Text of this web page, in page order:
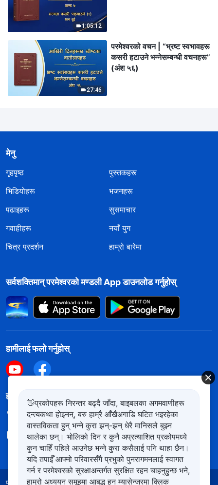
1:05:12
27:46
परमेश्‍वरको वचन | “भ्रष्ट स्वभावहरू
कसरी हटाउने भन्‍नेसम्बन्धी वचनहरू”
(अंश ५६)
मेनु
गृहपृष्ठ
पुस्तकहरू
भिडियोहरू
भजनहरू
पढाइहरू
सुसमाचार
गवाहीहरू
नयाँ युग
चित्र प्रदर्शन
हाम्रो बारेमा
सर्वशक्तिमान्‌ परमेश्‍वरको मण्डली App डाउनलोड गर्नुहोस्
हामीलाई फलो गर्नुहोस्
हामीलाई सम्पर्क गर्नुहोस
+977-981-140-9021
contact.ne@kingdomsalvation.org
प्रयोगका शर्तहरू गोपनीयता नीति आभार कुकिज नीति
👋प्रकोपहरू निरन्तर बढ्दै जाँदा, बाइबलका अगमवाणीहरू
दन्त्यकथा होइनन्, बरु हाम्रै आँखैअगाडि घटित भइरहेका
वास्तविकता हुन् भन्ने कुरा झन्-झन् धेरै मानिसले बुझ्न
थालेका छन्। भोलिको दिन र कुनै अप्रत्याशित प्रकोपमध्ये
कुन चाहिँ पहिले आउनेछ भन्ने कुरा कसैलाई पनि थाहा छैन।
यदि तपाईँ आफ्नो परिवारसँगै प्रभुको पुनरागमनलाई स्वागत
गर्न र परमेश्‍वरको सुरक्षाअन्तर्गत सुरक्षित रहन चाहनुहुन्छ भने,
हाम्रो अध्ययन समूहमा आबद्ध हुन म्यासेन्जरमा क्लिक